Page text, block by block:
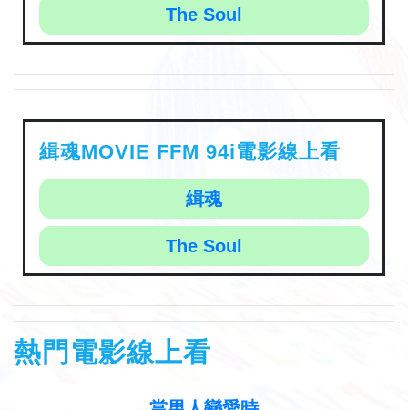
The Soul
緝魂MOVIE FFM 94i電影線上看
緝魂
The Soul
熱門電影線上看